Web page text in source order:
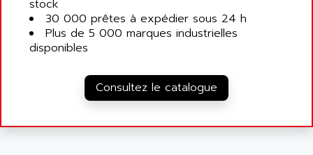
stock
30 000 prêtes à expédier sous 24 h
Plus de 5 000 marques industrielles
disponibles
Consultez le catalogue